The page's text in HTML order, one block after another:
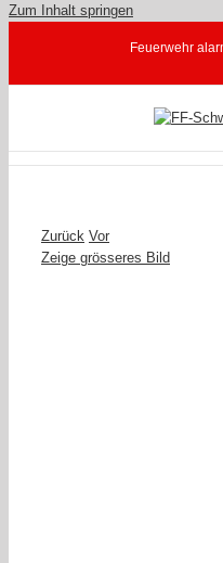
Zum Inhalt springen
Feuerwehr
Zurück Vor
Zeige grösseres Bild